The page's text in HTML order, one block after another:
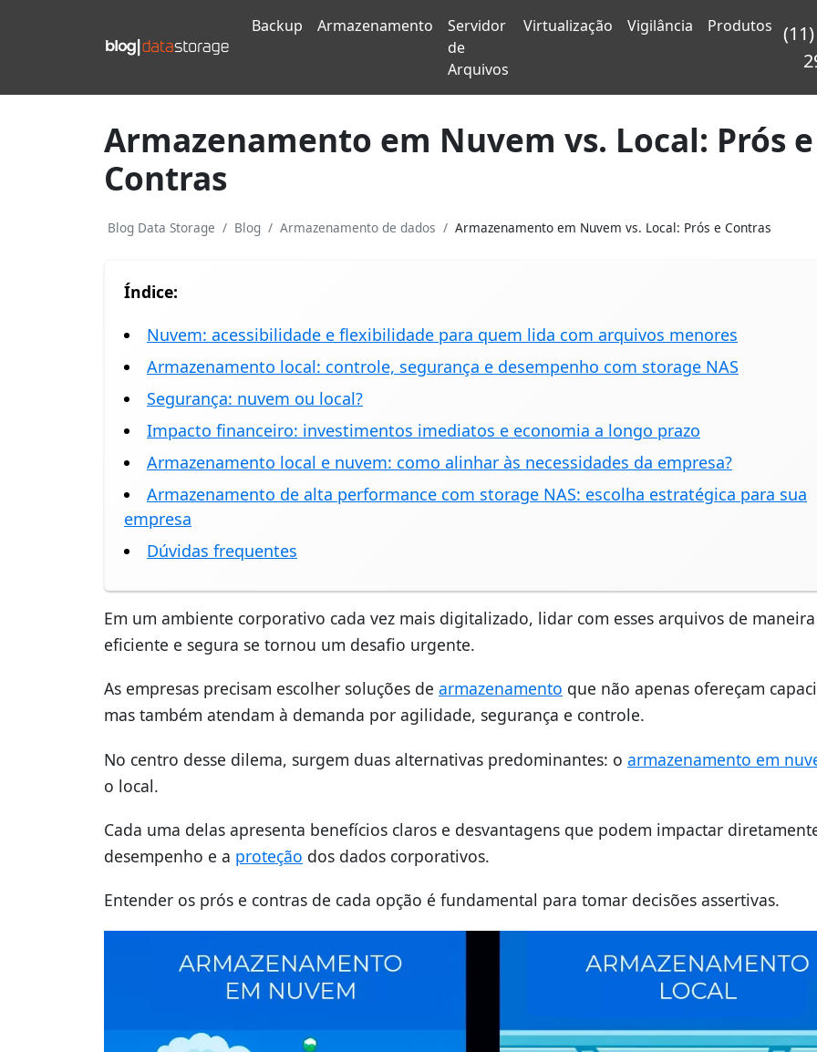
Backup Armazenamento
Servidor
de
Arquivos
Virtualização Vigilância Produtos
Armazenamento em Nuvem vs. Local: Prós e
Contras
Blog Data Storage Blog Armazenamento de dados Armazenamento em Nuvem vs. Local: Prós e Contras
Índice:
Nuvem: acessibilidade e flexibilidade para quem lida com arquivos menores
Armazenamento local: controle, segurança e desempenho com storage NAS
Segurança: nuvem ou local?
Impacto financeiro: investimentos imediatos e economia a longo prazo
Armazenamento local e nuvem: como alinhar às necessidades da empresa?
Armazenamento de alta performance com storage NAS: escolha estratégica para sua
empresa
Dúvidas frequentes
Em um ambiente corporativo cada vez mais digitalizado, lidar com esses arquivos de maneira
eficiente e segura se tornou um desafio urgente.
As empresas precisam escolher soluções de armazenamento que não apenas ofereçam
mas também atendam à demanda por agilidade, segurança e controle.
No centro desse dilema, surgem duas alternativas predominantes: o armazenamento em
o local.
Cada uma delas apresenta benefícios claros e desvantagens que podem impactar
desempenho e a proteção dos dados corporativos.
Entender os prós e contras de cada opção é fundamental para tomar decisões assertivas.